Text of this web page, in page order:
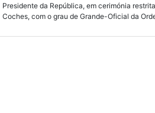
Presidente da República, em cerimónia
Coches, com o grau de Grande-Oficial da